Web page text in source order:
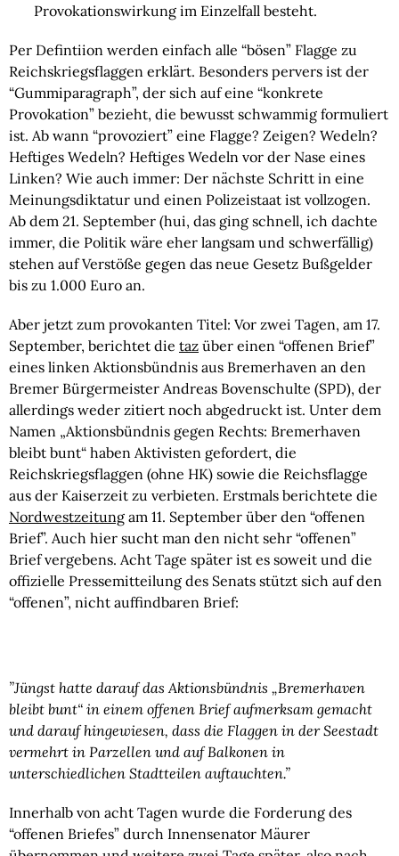
Provokationswirkung im Einzelfall besteht.
Per Defintiion werden einfach alle “bösen” Flagge zu
Reichskriegsflaggen erklärt. Besonders pervers ist der
“Gummiparagraph”, der sich auf eine “konkrete
Provokation” bezieht, die bewusst schwammig formuliert
ist. Ab wann “provoziert” eine Flagge? Zeigen? Wedeln?
Heftiges Wedeln? Heftiges Wedeln vor der Nase eines
Linken? Wie auch immer: Der nächste Schritt in eine
Meinungsdiktatur und einen Polizeistaat ist vollzogen.
Ab dem 21. September (hui, das ging schnell, ich dachte
immer, die Politik wäre eher langsam und schwerfällig)
stehen auf Verstöße gegen das neue Gesetz Bußgelder
bis zu 1.000 Euro an.
Aber jetzt zum provokanten Titel: Vor zwei Tagen, am 17.
September, berichtet die taz über einen “offenen Brief”
eines linken Aktionsbündnis aus Bremerhaven an den
Bremer Bürgermeister Andreas Bovenschulte (SPD), der
allerdings weder zitiert noch abgedruckt ist. Unter dem
Namen „Aktionsbündnis gegen Rechts: Bremerhaven
bleibt bunt“ haben Aktivisten gefordert, die
Reichskriegsflaggen (ohne HK) sowie die Reichsflagge
Nordwestzeitung am 11. September über den “offenen
Brief”. Auch hier sucht man den nicht sehr “offenen”
Brief vergebens. Acht Tage später ist es soweit und die
offizielle Pressemitteilung des Senats stützt sich auf den
“offenen”, nicht auffindbaren Brief:
”Jüngst hatte darauf das Aktionsbündnis „Bremerhaven
bleibt bunt“ in einem offenen Brief aufmerksam gemacht
und darauf hingewiesen, dass die Flaggen in der Seestadt
vermehrt in Parzellen und auf Balkonen in
unterschiedlichen Stadtteilen auftauchten.”
Innerhalb von acht Tagen wurde die Forderung des
“offenen Briefes” durch Innensenator Mäurer